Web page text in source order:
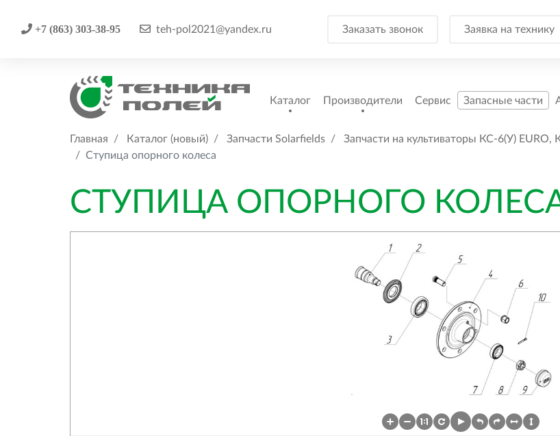
+7 (863) 303-38-95 teh-pol2021@yandex.ru Заказать звонок Заявка на технику
Каталог Производители Сервис Запасные части
Главная Каталог (новый) Запчасти Solarfields
Запчасти на культиваторы КС-6(У) EURO,
Ступица опорного колеса
СТУПИЦА ОПОРНОГО